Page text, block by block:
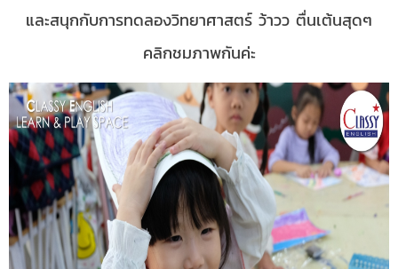
และสนุกกับการทดลองวิทยาศาสตร์ ว้าวว ตื่นเต้นสุดๆ
คลิกชมภาพกันค่ะ